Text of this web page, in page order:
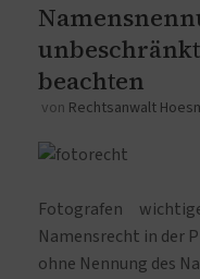
beachten
von Rechtsanwalt
Fotografen
Namensrecht in der
ohne Nennung des